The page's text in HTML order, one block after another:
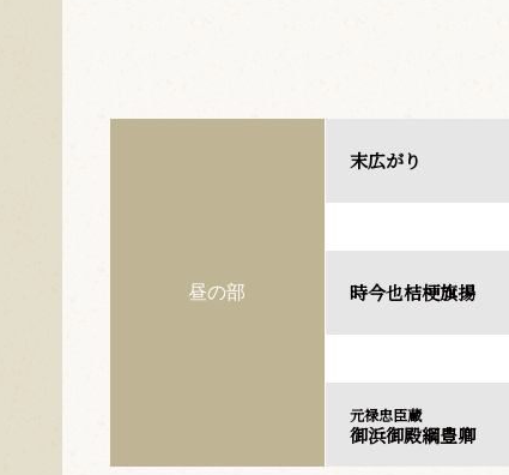
昼の部
末広がり
時今也桔梗旗揚
元禄忠臣蔵
御浜御殿綱豊卿